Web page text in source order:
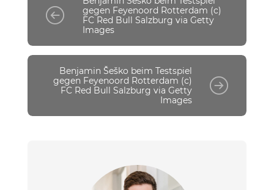
gegen Feyenoord Rotterdam (c)
FC Red Bull Salzburg via Getty
Images
Benjamin Šeško beim Testspiel
gegen Feyenoord Rotterdam (c)
FC Red Bull Salzburg via Getty
Images